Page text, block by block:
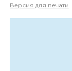
Версия для печати